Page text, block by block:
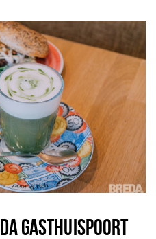
GASTHUISPOORT